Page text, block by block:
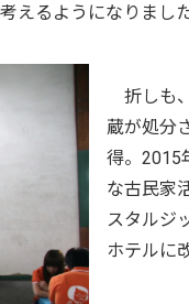
えるようになりました
折しも
蔵が処分
得。2015
な古民家
スタルジ
ホテルに